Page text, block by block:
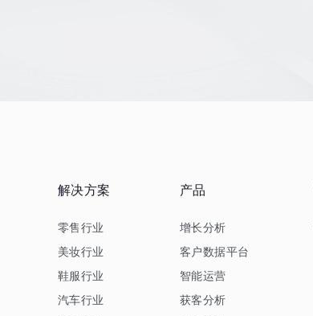
解决方案
零售行业
美妆行业
鞋服行业
汽车行业
产品
增长分析
客户数据平台
智能运营
获客分析